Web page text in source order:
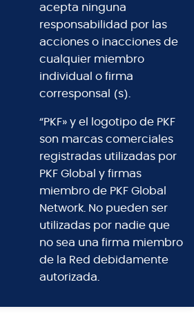
acepta ninguna
responsabilidad por las
acciones o inacciones de
cualquier miembro
individual o firma
corresponsal (s).
“PKF» y el logotipo de PKF
son marcas comerciales
registradas utilizadas por
PKF Global y firmas
miembro de PKF Global
Network. No pueden ser
utilizadas por nadie que
no sea una firma miembro
de la Red debidamente
autorizada.